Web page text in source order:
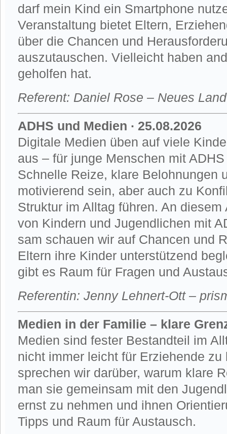
darf mein Kind ein Smartphone
Veranstaltung bietet Eltern,
über die Chancen und
auszutauschen. Vielleicht haben
geholfen hat.
Referent: Daniel Rose – Neues
ADHS und Medien ∙ 25.08.2026
Digitale Medien üben auf viele
aus – für junge Menschen mit
Schnelle Reize, klare Belohnungen
motivierend sein, aber auch zu
Struktur im Alltag führen. An
von Kindern und Jugendlichen mit
sam schauen wir auf Chancen und
Eltern ihre Kinder unterstützend
gibt es Raum für Fragen und
Referentin: Jenny Lehnert-Ott –
Medien in der Familie – klare
Medien sind fester Bestandteil im
nicht immer leicht für Erziehende
sprechen wir darüber, warum klare
man sie gemeinsam mit den
ernst zu nehmen und ihnen
Tipps und Raum für Austausch.